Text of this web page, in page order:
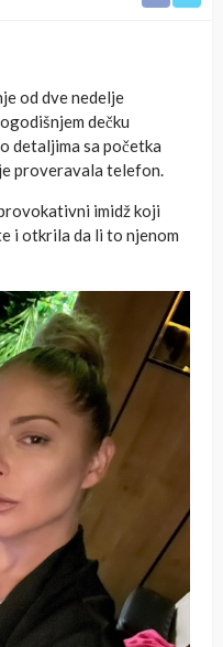
od dve nedelje
dečku
detaljima sa početka
proveravala telefon.
imidž koji
i otkrila da li to njenom